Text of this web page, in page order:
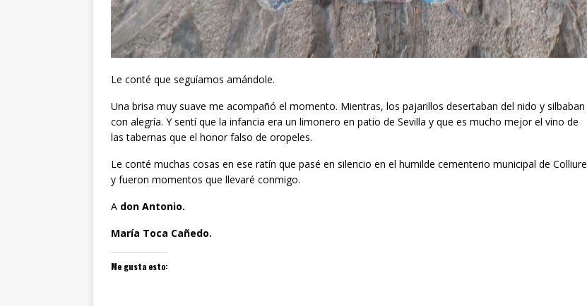
Le conté que seguíamos amándole.
Una brisa muy suave me acompañó el momento. Mientras, los pajarillos desertaban del nido y silbaban
con alegría. Y sentí que la infancia era un limonero en patio de Sevilla y que es mucho mejor el vino de
las tabernas que el honor falso de oropeles.
Le conté muchas cosas en ese ratín que pasé en silencio en el humilde cementerio municipal de Colliure
y fueron momentos que llevaré conmigo.
A don Antonio.
María Toca Cañedo.
Me gusta esto: